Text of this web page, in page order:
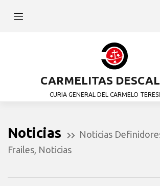
CARMELITAS
CURIA GENERAL DEL CARMELO
Noticias Noticias
Frailes Noticias